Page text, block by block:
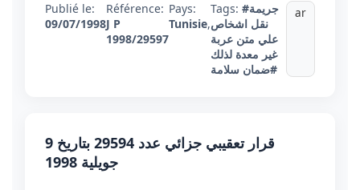
Publié le:
09/07/1998
Référence:
J P
1998/29597
Pays:
Tunisie,
Tags: #جريمة
نقل اشخاص
علي متن عربة
غير معدة لذلك
#ضمان سلامة
ar
قرار تعقيبي جزائي عدد 29594 بتاريخ 9
جويلية 1998